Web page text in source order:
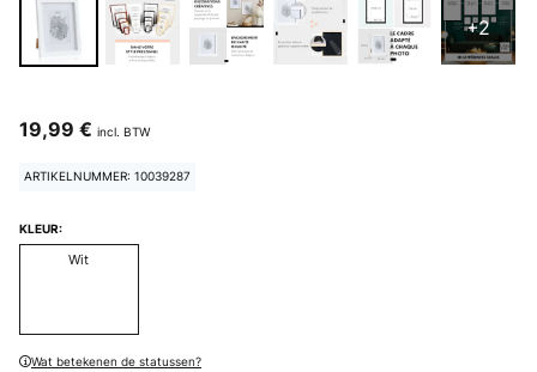
+2
19,99 € incl. BTW
ARTIKELNUMMER: 10039287
KLEUR:
Wit
Wat betekenen de statussen?